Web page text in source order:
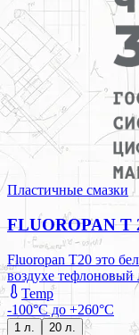
Пластичные смазки
FLUOROPAN T
Fluoropan T20 это
воздухе тефлоновый
Temp
-100°C до +260°C
1 л. 20 л.